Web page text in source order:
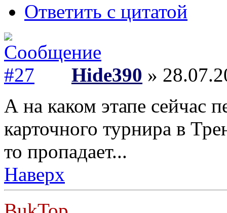
Ответить с цитатой
Hide390 »
А на каком этапе сейчас
карточного турнира в
то пропадает...
Наверх